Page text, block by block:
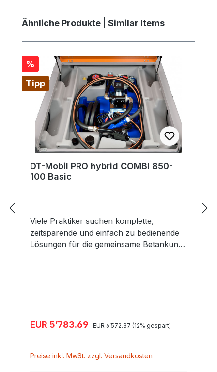
Produktgalerie überspringen
Ähnliche Produkte | Similar Items
Rabatt
%
Tipp
DT-Mobil PRO hybrid COMBI 850-
100 Basic
Viele Praktiker suchen komplette,
zeitsparende und einfach zu bedienende
Lösungen für die gemeinsame Betankung
Transportzulassung nach ADR –
b) Inhalt 980 Liter und somit unter der
Verkaufspreis:
EUR 5’783.69 Regulärer Preis:
EUR 6’572.37 (12% gespart)
Preise inkl. MwSt. zzgl. Versandkosten